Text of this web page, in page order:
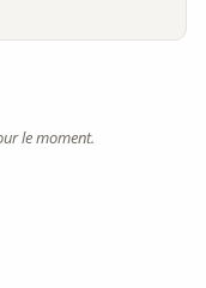
le moment.